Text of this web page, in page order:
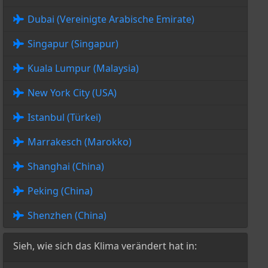
Dubai (Vereinigte Arabische Emirate)
Singapur (Singapur)
Kuala Lumpur (Malaysia)
New York City (USA)
Istanbul (Türkei)
Marrakesch (Marokko)
Shanghai (China)
Peking (China)
Shenzhen (China)
Sieh, wie sich das Klima verändert hat in: